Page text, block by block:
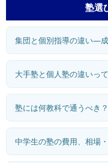
塾選
集団と個別指導の違い―
大手塾と個人塾の違いっ
塾には何教科で通うべき
中学生の塾の費用、相場